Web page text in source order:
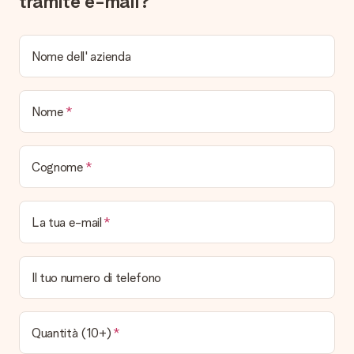
Tutti i regali sono inviati in una colorata confezione regalo. In
questo modo il regalo sarà già pronto per essere consegnato.
continuamente aggiornate e attendibili.
Quali sono i tempi di consegna e quando riceverò il mio
regalo?
I tempi di consegna sono consultabili direttamente sulla pagina
del prodotto desiderato. Le date indicate sono previste in
base ai tempi di consegna indicati dal corriere.
Quali sono le opzioni di consegna disponibili?
sill'opzione da selezionare contatta il nostro servizio clienti.
Nome dell' azienda
Nome
Cognome
La tua e-mail
Il tuo numero di telefono
Quantità (10+)